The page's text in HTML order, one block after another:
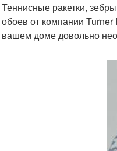
Теннисные ракетки,
обоев от компании Turner
вашем доме довольно